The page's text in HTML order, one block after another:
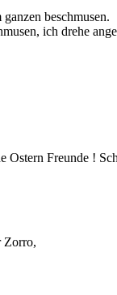
beschmusen.
ich drehe
Ostern Freunde !
Zorro,